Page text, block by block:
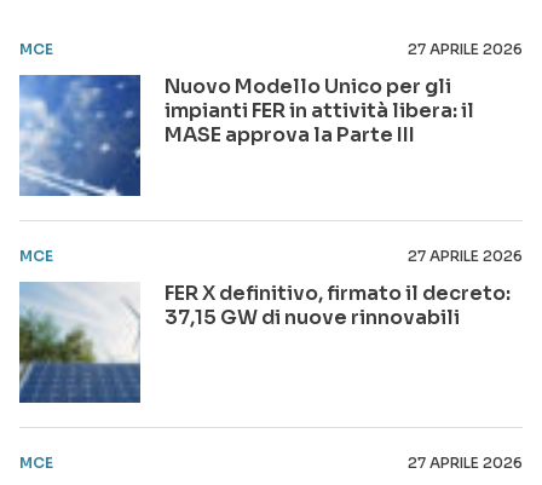
MCE 27 APRILE 2026
Nuovo Modello Unico per gli
impianti FER in attività libera: il
MASE approva la Parte III
MCE 27 APRILE 2026
FER X definitivo, firmato il decreto:
37,15 GW di nuove rinnovabili
MCE 27 APRILE 2026